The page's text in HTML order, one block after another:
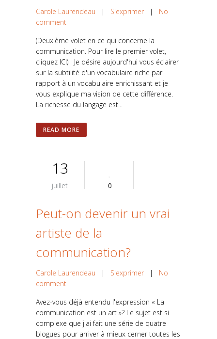
Carole Laurendeau | S'exprimer | No
comment
(Deuxième volet en ce qui concerne la
communication. Pour lire le premier volet,
cliquez ICI) Je désire aujourd'hui vous éclairer
sur la subtilité d'un vocabulaire riche par
rapport à un vocabulaire enrichissant et je
vous explique ma vision de cette différence.
La richesse du langage est...
READ MORE
13
juillet 0
Peut-on devenir un vrai
artiste de la
communication?
Carole Laurendeau | S'exprimer | No
comment
Avez-vous déjà entendu l'expression « La
communication est un art »? Le sujet est si
complexe que j'ai fait une série de quatre
blogues pour arriver à mieux cerner toutes les